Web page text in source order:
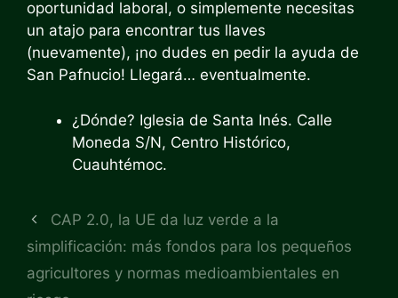
oportunidad laboral, o simplemente necesitas
un atajo para encontrar tus llaves
(nuevamente), ¡no dudes en pedir la ayuda de
San Pafnucio! Llegará… eventualmente.
¿Dónde? Iglesia de Santa Inés. Calle
Moneda S/N, Centro Histórico,
Cuauhtémoc.
CAP 2.0, la UE da luz verde a la
simplificación: más fondos para los pequeños
agricultores y normas medioambientales en